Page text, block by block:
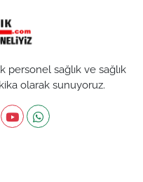
personel sağlık ve sağlık
olarak sunuyoruz.